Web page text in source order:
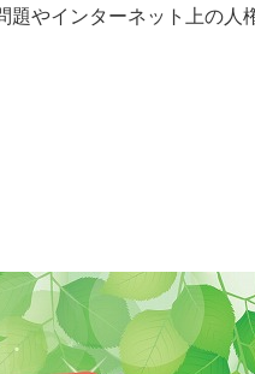
やインターネット上の人